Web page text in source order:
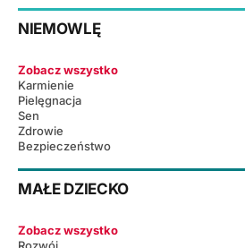
NIEMOWLĘ
Zobacz wszystko
Karmienie
Pielęgnacja
Sen
Zdrowie
Bezpieczeństwo
MAŁE DZIECKO
Zobacz wszystko